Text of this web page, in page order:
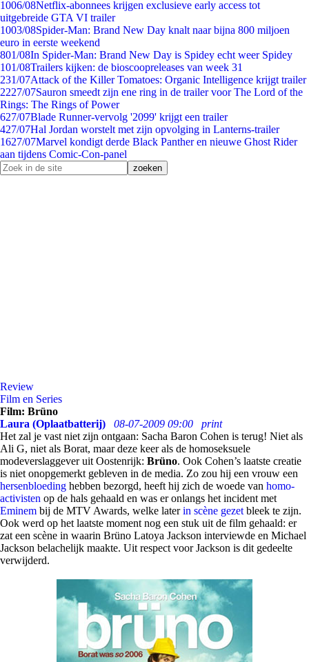
1006/08Netflix-abonnees krijgen exclusieve early access tot
uitgebreide GTA VI trailer
1003/08Spider-Man: Brand New Day knalt naar bijna 800 miljoen
euro in eerste weekend
801/08In Spider-Man: Brand New Day is Spidey echt weer Spidey
101/08Trailers kijken: de bioscoopreleases van week 31
231/07Attack of the Killer Tomatoes: Organic Intelligence krijgt trailer
2227/07Sauron smeedt zijn ene ring in de trailer voor The Lord of the
Rings: The Rings of Power
627/07Blade Runner-vervolg '2099' krijgt een trailer
427/07Hal Jordan worstelt met zijn opvolging in Lanterns-trailer
1627/07Marvel kondigt derde Black Panther en nieuwe Ghost Rider
aan tijdens Comic-Con-panel
Review
Film en Series
Film: Brüno
Laura (Oplaatbatterij)
08-07-2009 09:00
print
Het zal je vast niet zijn ontgaan: Sacha Baron Cohen is terug! Niet als
Ali G, niet als Borat, maar deze keer als de homoseksuele
modeverslaggever uit Oostenrijk: Brüno. Ook Cohen’s laatste creatie
is niet onopgemerkt gebleven in de media. Zo zou hij een vrouw een
hersenbloeding hebben bezorgd, heeft hij zich de woede van homo-
activisten op de hals gehaald en was er onlangs het incident met
Eminem bij de MTV Awards, welke laterin scène gezet bleek te zijn.
Ook werd op het laatste moment nog een stuk uit de film gehaald: er
zat een scène in waarin Brüno Latoya Jackson interviewde en Michael
Jackson belachelijk maakte. Uit respect voor Jackson is dit gedeelte
verwijderd.